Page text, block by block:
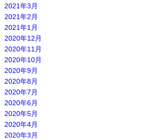
2021年3月
2021年2月
2021年1月
2020年12月
2020年11月
2020年10月
2020年9月
2020年8月
2020年7月
2020年6月
2020年5月
2020年4月
2020年3月